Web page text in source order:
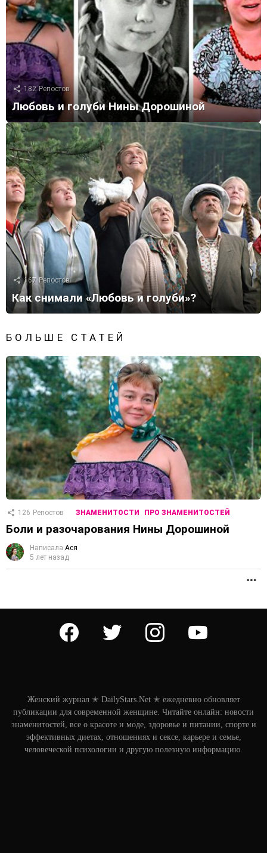
182 Репостов
Любовь и голуби Нины Дорошиной
167 Репостов
Как снимали «Любовь и голуби»?
БОЛЬШЕ СТАТЕЙ
126 Репостов ЗНАМЕНИТОСТИ ПРО ЗНАМЕНИТОСТЕЙ
Боли и разочарования Нины Дорошиной
Написала Ася
5 лет назад
facebook twitter instagram youtube
Женский журнал ✭ DailyStars.Net ✭ ежедневно обновляет
публикации для современной женщине. Читайте онлайн: новости
знаменитостей, все о красоте и моде, здоровье и питании, спорте и
эффективных диетах, отношениях и сексе, карьере и семье,
человеческой психологии и другую полезную информацию.